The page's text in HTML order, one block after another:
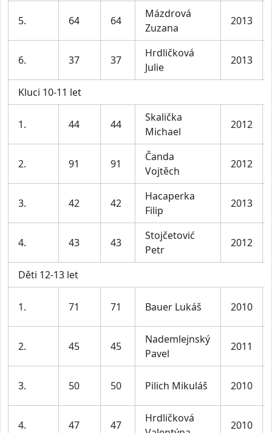
5. 64 64
Mázdrová
Zuzana
2013
6. 37 37
Hrdličková
Julie
2013
Kluci 10-11 let
1. 44 44
Skalička
Michael
2012
2. 91 91
Čanda
Vojtěch
2012
3. 42 42
Hacaperka
Filip
2013
4. 43 43
Stojčetović
Petr
2012
Děti 12-13 let
1. 71 71 Bauer Lukáš 2010
2. 45 45
Nademlejnský
Pavel
2011
3. 50 50 Pilich Mikuláš 2010
4. 47 47
Hrdličková
2010